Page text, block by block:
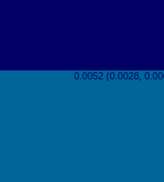
0.0052 (0.0028,